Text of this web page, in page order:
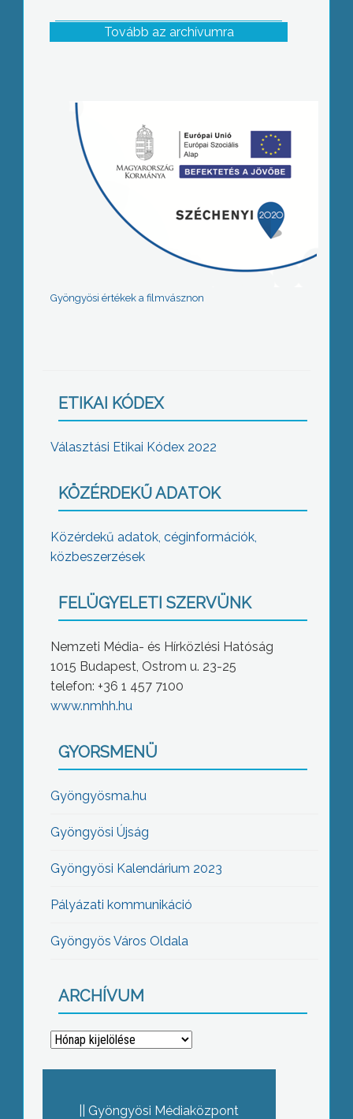
Tovább az archívumra
Gyöngyösi értékek a filmvásznon
ETIKAI KÓDEX
Választási Etikai Kódex 2022
KÖZÉRDEKŰ ADATOK
Közérdekű adatok, céginformációk,
közbeszerzések
FELÜGYELETI SZERVÜNK
Nemzeti Média- és Hírközlési Hatóság
1015 Budapest, Ostrom u. 23-25
telefon: +36 1 457 7100
www.nmhh.hu
GYORSMENÜ
Gyöngyösma.hu
Gyöngyösi Újság
Gyöngyösi Kalendárium 2023
Pályázati kommunikáció
Gyöngyös Város Oldala
ARCHÍVUM
Archívum
Gyöngyösi Médiaközpont